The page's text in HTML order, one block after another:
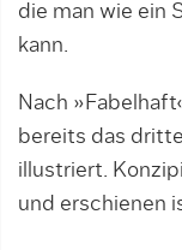
die man wie ein
kann.
Nach
bereits das
illustriert.
und erschienen